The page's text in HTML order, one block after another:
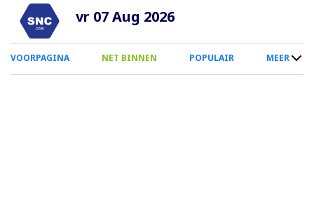
Overslaan
naar
inhoud
vr 07 Aug 2026
0
Smartphone
VOORPAGINA NET BINNEN POPULAIR MEER